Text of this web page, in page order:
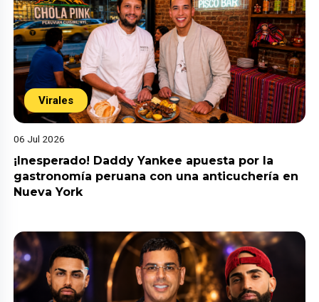
Virales
06 Jul 2026
¡Inesperado! Daddy Yankee apuesta por la
gastronomía peruana con una anticuchería en
Nueva York